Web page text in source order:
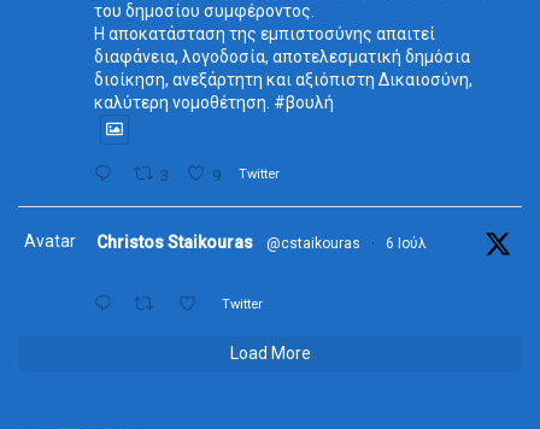
του δημοσίου συμφέροντος.
Η αποκατάσταση της εμπιστοσύνης απαιτεί
διαφάνεια, λογοδοσία, αποτελεσματική δημόσια
διοίκηση, ανεξάρτητη και αξιόπιστη Δικαιοσύνη,
καλύτερη νομοθέτηση. #βουλή
3 9 Twitter
Avatar Christos Staikouras @cstaikouras · 6 Ιούλ
Twitter
Load More